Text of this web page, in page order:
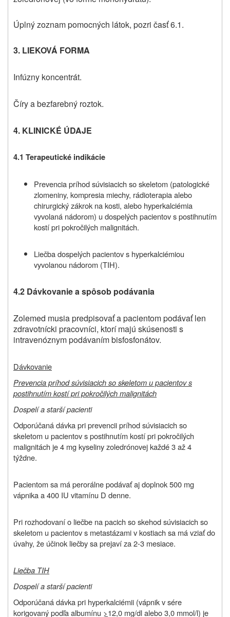
Úplný zoznam pomocných látok, pozri časť 6.1.
3. LIEKOVÁ FORMA
Infúzny koncentrát.
Číry a bezfarebný roztok.
4. KLINICKÉ ÚDAJE
4.1 Terapeutické indikácie
Prevencia príhod súvisiacich so skeletom (patologické
zlomeniny, kompresia miechy, rádioterapia alebo
chirurgický zákrok na kosti, alebo hyperkalciémia
vyvolaná nádorom) u dospelých pacientov s postihnutím
kostí pri pokročilých malignitách.
Liečba dospelých pacientov s hyperkalciémiou
vyvolanou nádorom (TIH).
4.2 Dávkovanie a spôsob podávania
Zolemed musia predpisovať a pacientom podávať len
zdravotnícki pracovníci, ktorí majú skúsenosti s
intravenóznym podávaním bisfosfonátov.
Dávkovanie
Prevencia príhod súvisiacich so skeletom u pacientov s
postihnutím kostí pri pokročilých malignitách
Dospelí a starší pacienti
Odporúčaná dávka pri prevencii príhod súvisiacich so
skeletom u pacientov s postihnutím kostí pri pokročilých
malignitách je 4 mg kyseliny zoledrónovej každé 3 až 4
týždne.
Pacientom sa má perorálne podávať aj doplnok 500 mg
vápnika a 400 IU vitamínu D denne.
Pri rozhodovaní o liečbe na pacich so skehod súvisiacich so
skeletom u pacientov s metastázami v kostiach sa má vziať do
úvahy, že účinok liečby sa prejaví za 2-3 mesiace.
Liečba TIH
Dospelí a starší pacienti
Odporúčaná dávka pri hyperkalciémii (vápnik v sére
korigovaný podľa albumínu >12,0 mg/dl alebo 3,0 mmol/l) je